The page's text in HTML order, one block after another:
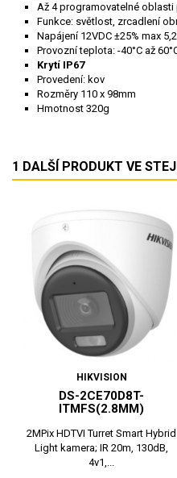
Až 4 programovatelné oblasti
Funkce: světlost, zrcadlení
Napájení 12VDC ±25% max
Provozní teplota: -40°C až
Krytí IP67
Provedení: kov
Rozměry 110 x 98mm
Hmotnost 320g
1 DALŠÍ PRODUKT VE
HIKVISION
DS-2CE70D8T-
ITMFS(2.8MM)
2MPix HDTVI Turret Smart Hybrid
Light kamera; IR 20m, 130dB,
4v1,...